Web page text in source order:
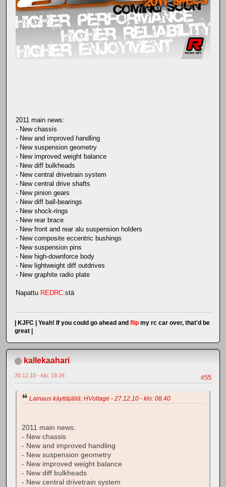
2011 main news:
- New chassis
- New and improved handling
- New suspension geometry
- New improved weight balance
- New diff bulkheads
- New central drivetrain system
- New central drive shafts
- New pinion gears
- New diff ball-bearings
- New shock-rings
- New rear brace
- New front and rear alu suspension holders
- New composite eccentric bushings
- New suspension pins
- New high-downforce body
- New lightweight diff outdrives
- New graphite radio plate
Napattu REDRC:stä
| KJFC | Yeah! If you could go ahead and flip my rc car over, that'd be
great |
kallekaahari
#55
30.12.10 - klo: 19.26
Lainaus käyttäjältä: HVoltage - 27.12.10 - klo: 08.40
2011 main news:
- New chassis
- New and improved handling
- New suspension geometry
- New improved weight balance
- New diff bulkheads
- New central drivetrain system